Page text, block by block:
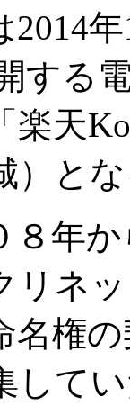
2014
する
楽天
）と
８年
リネ
名権
して